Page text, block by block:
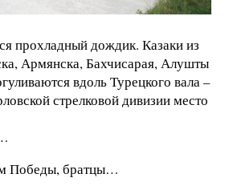
прохладный дождик. Казаки из
Армянска, Бахчисарая, Алушты
вдоль Турецкого вала –
стрелковой дивизии место
Победы, братцы…